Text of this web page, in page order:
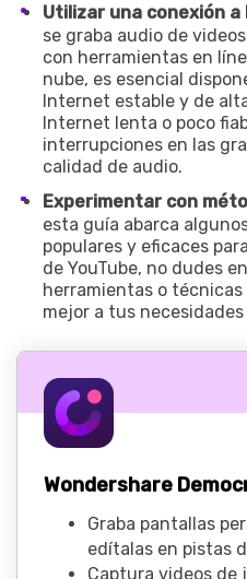
Utilizar una conexión
se graba audio de
con herramientas en
nube, es esencial
Internet estable y de
Internet lenta o poco
interrupciones en las
calidad de audio.
Experimentar con
esta guía abarca
populares y eficaces
de YouTube, no dudes
herramientas o
mejor a tus
Wondershare
Graba pantallas
edítalas en pistas
Captura videos de